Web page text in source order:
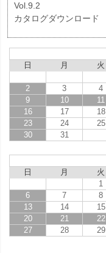
Vol.9.2
カタログダウンロード
日
月 火
2
3 4
9
10 11
16
17 18
23
24 25
30
31
日
月 火
1
6
7 8
13
14 15
20
21 22
27
28 29